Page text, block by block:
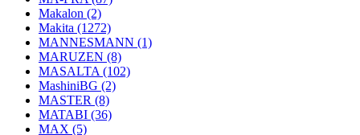
Makalon (2)
Makita (1272)
MANNESMANN (1)
MARUZEN (8)
MASALTA (102)
MashiniBG (2)
MASTER (8)
MATABI (36)
MAX (5)